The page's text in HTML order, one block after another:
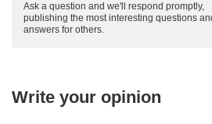
Ask a question and we'll respond promptly,
publishing the most interesting questions
answers for others.
Write your opinion